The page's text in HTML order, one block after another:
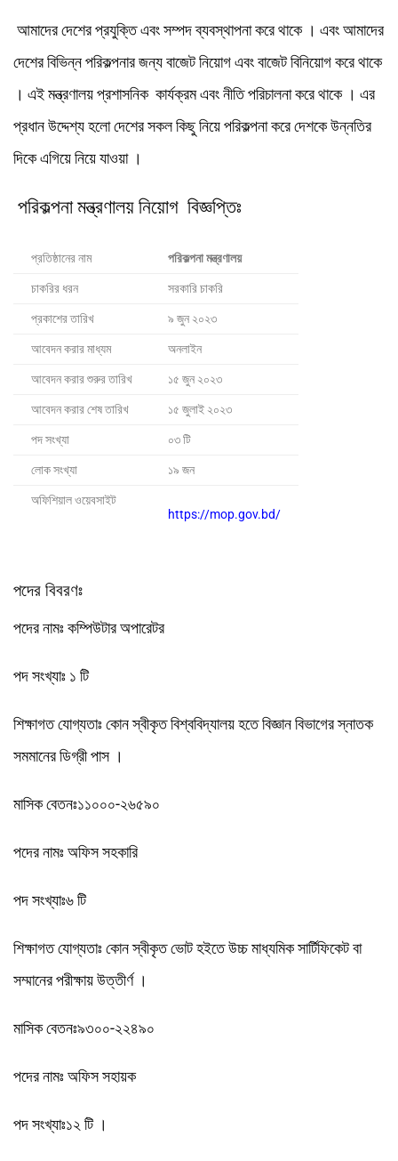
আমাদের দেশের প্রযুক্তি এবং সম্পদ ব্যবস্থাপনা করে থাকে । এবং আমাদের
দেশের বিভিন্ন পরিকল্পনার জন্য বাজেট নিয়োগ এবং বাজেট বিনিয়োগ করে থাকে
। এই মন্ত্রণালয় প্রশাসনিক কার্যক্রম এবং নীতি পরিচালনা করে থাকে । এর
প্রধান উদ্দেশ্য হলো দেশের সকল কিছু নিয়ে পরিকল্পনা করে দেশকে উন্নতির
দিকে এগিয়ে নিয়ে যাওয়া ।
পরিকল্পনা মন্ত্রণালয় নিয়োগ বিজ্ঞপ্তিঃ
প্রতিষ্ঠানের নাম পরিকল্পনা মন্ত্রণালয়
চাকরির ধরন সরকারি চাকরি
প্রকাশের তারিখ ৯ জুন ২০২৩
আবেদন করার মাধ্যম অনলাইন
আবেদন করার শুরুর তারিখ ১৫ জুন ২০২৩
আবেদন করার শেষ তারিখ ১৫ জুলাই ২০২৩
পদ সংখ্যা ০৩ টি
লোক সংখ্যা ১৯ জন
অফিশিয়াল ওয়েবসাইট
https://mop.gov.bd/
পদের বিবরণঃ
পদের নামঃ কম্পিউটার অপারেটর
পদ সংখ্যাঃ ১ টি
শিক্ষাগত যোগ্যতাঃ কোন স্বীকৃত বিশ্ববিদ্যালয় হতে বিজ্ঞান বিভাগের স্নাতক
সমমানের ডিগ্রী পাস ।
মাসিক বেতনঃ১১০০০-২৬৫৯০
পদের নামঃ অফিস সহকারি
পদ সংখ্যাঃ৬ টি
শিক্ষাগত যোগ্যতাঃ কোন স্বীকৃত ভোট হইতে উচ্চ মাধ্যমিক সার্টিফিকেট বা
সম্মানের পরীক্ষায় উত্তীর্ণ ।
মাসিক বেতনঃ৯৩০০-২২৪৯০
পদের নামঃ অফিস সহায়ক
পদ সংখ্যাঃ১২ টি ।